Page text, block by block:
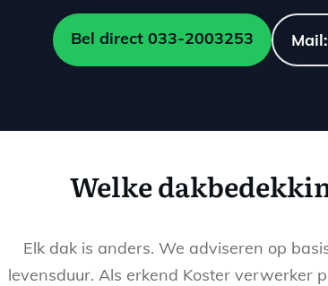
Bel direct 033-2003253
Welke
Elk dak is anders. We adviseren op
levensduur. Als erkend Koster verwerker